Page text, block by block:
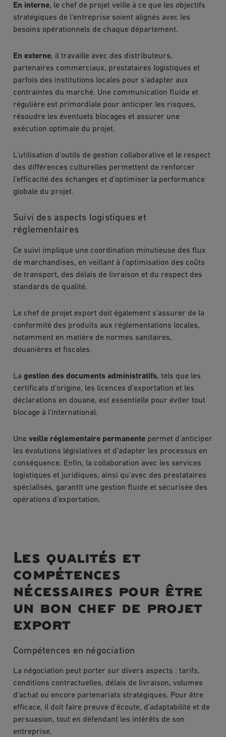
En interne, le chef de projet veille à ce que les objectifs
stratégiques de l’entreprise soient alignés avec les
besoins opérationnels de chaque département.
En externe, il travaille avec des distributeurs,
partenaires commerciaux, prestataires logistiques et
parfois des institutions locales pour s’adapter aux
contraintes du marché. Une communication fluide et
régulière est primordiale pour anticiper les risques,
résoudre les éventuels blocages et assurer une
exécution optimale du projet.
L’utilisation d’outils de gestion collaborative et le respect
des différences culturelles permettent de renforcer
l’efficacité des échanges et d’optimiser la performance
globale du projet.
Suivi des aspects logistiques et
réglementaires
Ce suivi implique une coordination minutieuse des flux
de marchandises, en veillant à l’optimisation des coûts
de transport, des délais de livraison et du respect des
standards de qualité.
Le chef de projet export doit également s’assurer de la
conformité des produits aux réglementations locales,
notamment en matière de normes sanitaires,
douanières et fiscales.
La gestion des documents administratifs, tels que les
certificats d’origine, les licences d’exportation et les
déclarations en douane, est essentielle pour éviter tout
blocage à l’international.
Une veille réglementaire permanente permet d’anticiper
les évolutions législatives et d’adapter les processus en
conséquence. Enfin, la collaboration avec les services
logistiques et juridiques, ainsi qu’avec des prestataires
spécialisés, garantit une gestion fluide et sécurisée des
opérations d’exportation.
Les qualités et
compétences
nécessaires pour être
un bon chef de projet
export
Compétences en négociation
La négociation peut porter sur divers aspects : tarifs,
conditions contractuelles, délais de livraison, volumes
d’achat ou encore partenariats stratégiques. Pour être
efficace, il doit faire preuve d’écoute, d’adaptabilité et de
persuasion, tout en défendant les intérêts de son
entreprise.